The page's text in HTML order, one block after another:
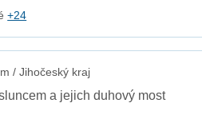
+24
/ Jihočeský kraj
a jejich duhový most